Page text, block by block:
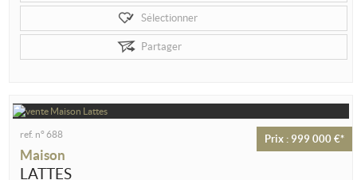
Sélectionner
Partager
Prix : 999 000 €*
ref. n° 688
Maison
LATTES